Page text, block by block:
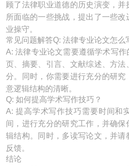
顾了法律职业道德的历史演变，
所面临的一些挑战，提出了一些
业操守。
常见问题解答Q: 法律专业论文怎么
A: 法律专业论文需要遵循学术写
页、摘要、引言、文献综述、方法
分。同时，你需要进行充分的研究
意逻辑结构的清晰。
Q: 如何提高学术写作技巧？
A: 提高学术写作技巧需要时间和
间，进行充分的研究工作，并确
辑结构。同时，多读写论文，并
反馈。
结论